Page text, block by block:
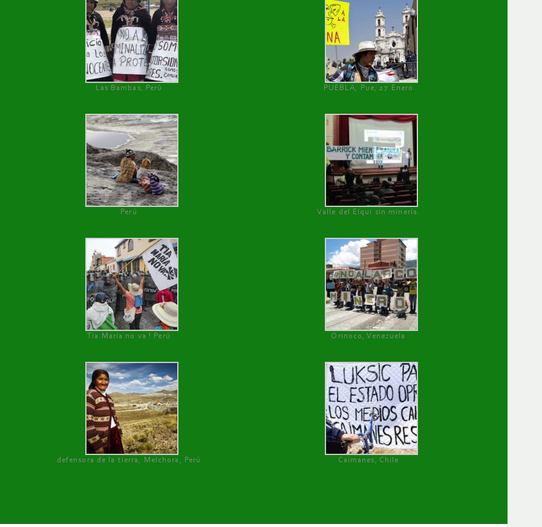
Las Bambas, Perú PUEBLA, Pue, 27 Enero
Perú Valle del Elqui sin minería.
Tía María no va ! Perú Orinoco, Venezuela
defensora de la tierra, Melchora, Perú Caimanes, Chile